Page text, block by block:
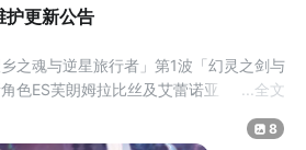
护更新公告
之魂与逆星旅行者」第1波「幻灵之剑与
色ES芙朗姆拉比丝及艾蕾诺亚！
停机维护，维护安排如下：
全文
8